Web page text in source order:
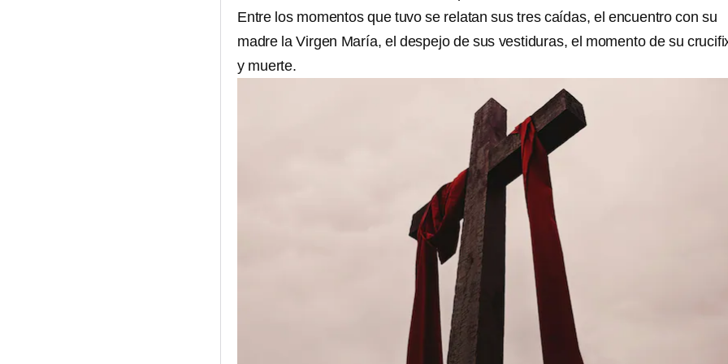
Entre los momentos que tuvo se relatan sus tres caídas, el encuentro con su
madre la Virgen María, el despejo de sus vestiduras, el momento de su
y muerte.